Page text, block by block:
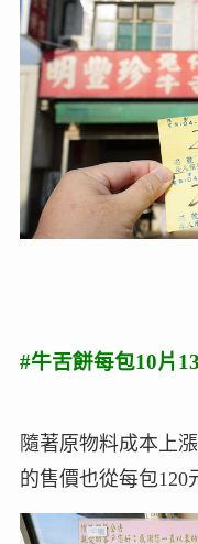
#牛舌餅每包10片
隨著原物料成本上
的售價也從每包120